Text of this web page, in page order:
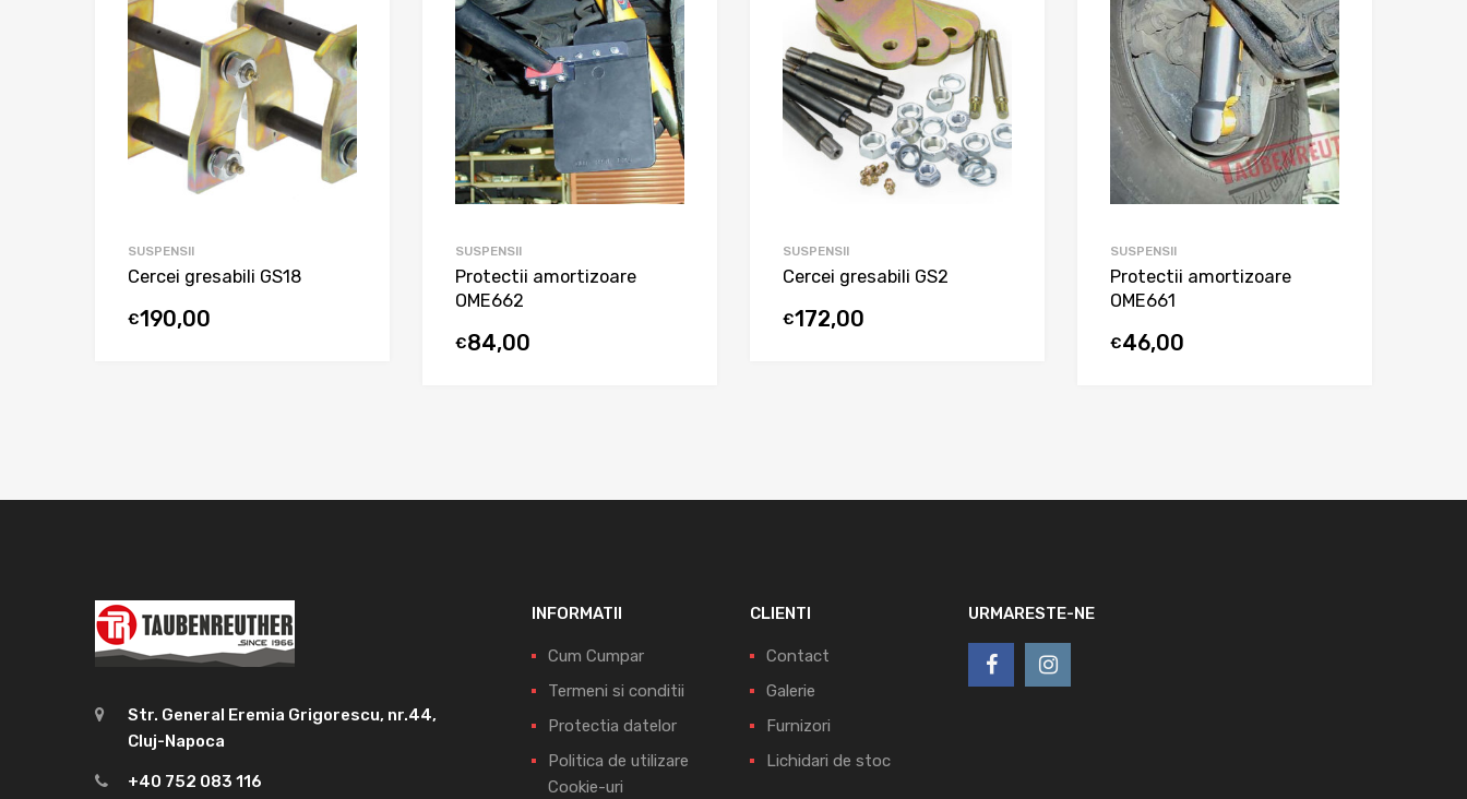
SUSPENSII
Cercei gresabili GS18
€190,00
SUSPENSII
Protectii amortizoare
OME662
€84,00
SUSPENSII
Cercei gresabili GS2
€172,00
SUSPENSII
Protectii amortizoare
OME661
€46,00
Str. General Eremia Grigorescu, nr.44,
Cluj-Napoca
+40 752 083 116
INFORMATII
Cum Cumpar
Termeni si conditii
Protectia datelor
Politica de utilizare
Cookie-uri
CLIENTI
Contact
Galerie
Furnizori
Lichidari de stoc
URMARESTE-NE